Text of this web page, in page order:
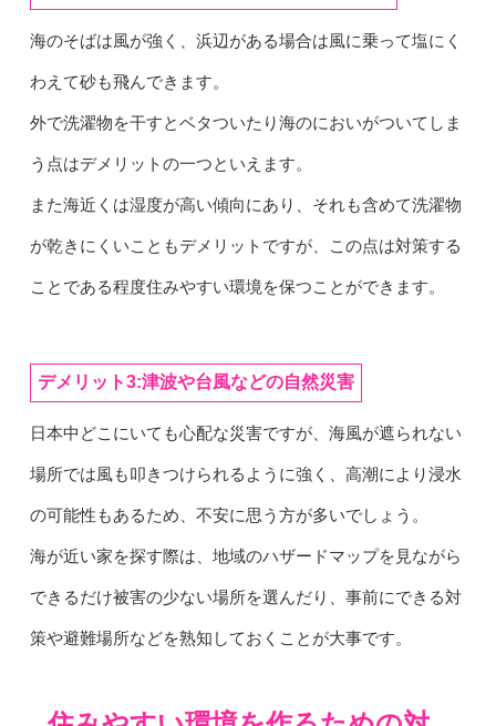
海のそばは風が強く、浜辺がある場合は風に乗って塩にく
わえて砂も飛んできます。
外で洗濯物を干すとベタついたり海のにおいがついてしま
う点はデメリットの一つといえます。
また海近くは湿度が高い傾向にあり、それも含めて洗濯物
が乾きにくいこともデメリットですが、この点は対策する
ことである程度住みやすい環境を保つことができます。
デメリット3:津波や台風などの自然災害
日本中どこにいても心配な災害ですが、海風が遮られない
場所では風も叩きつけられるように強く、高潮により浸水
の可能性もあるため、不安に思う方が多いでしょう。
海が近い家を探す際は、地域のハザードマップを見ながら
できるだけ被害の少ない場所を選んだり、事前にできる対
策や避難場所などを熟知しておくことが大事です。